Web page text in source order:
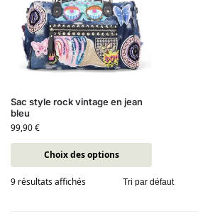
Sac style rock vintage en jean
bleu
99,90€
Choix des options
9 résultats affichés